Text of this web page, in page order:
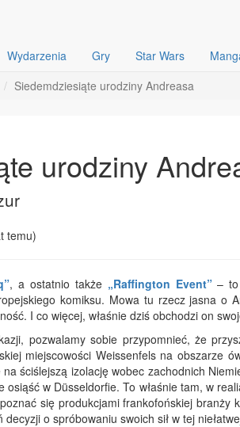
Wydarzenia Gry Star Wars
Siedemdziesiąte urodziny Andreasa
urodziny
temu)
, a ostatnio także „Raffington Event” –
komiksu. Mowa tu rzecz jasna o
I co więcej, właśnie dziś obchodzi on
pozwalamy sobie przypomnieć, że
miejscowości Weissenfels na obszarze
na ściślejszą izolację wobec zachodnich
w Düsseldorfie. To właśnie tam, w
się produkcjami frankofońskiej branży
o spróbowaniu swoich sił w tej